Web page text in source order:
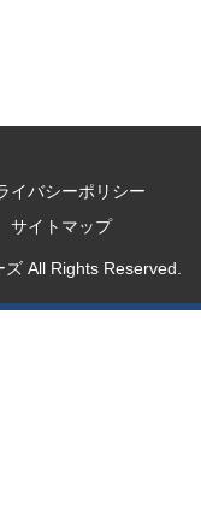
イバシーポリシー
サイトマップ
All Rights Reserved.